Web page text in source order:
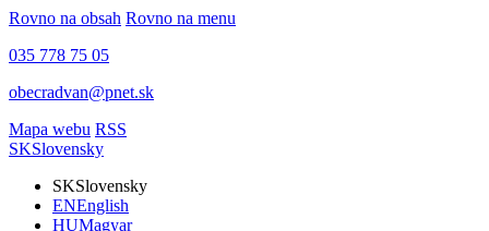
Rovno na obsah Rovno na menu
035 778 75 05
obecradvan@pnet.sk
Mapa webu RSS
SKSlovensky
SKSlovensky
ENEnglish
HUMagyar